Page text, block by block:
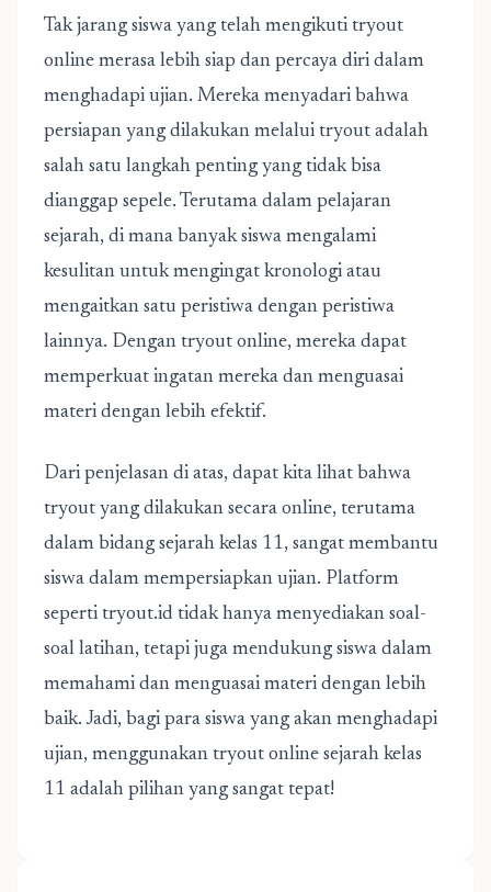
Tak jarang siswa yang telah mengikuti tryout
online merasa lebih siap dan percaya diri dalam
menghadapi ujian. Mereka menyadari bahwa
persiapan yang dilakukan melalui tryout adalah
salah satu langkah penting yang tidak bisa
dianggap sepele. Terutama dalam pelajaran
sejarah, di mana banyak siswa mengalami
kesulitan untuk mengingat kronologi atau
mengaitkan satu peristiwa dengan peristiwa
lainnya. Dengan tryout online, mereka dapat
memperkuat ingatan mereka dan menguasai
materi dengan lebih efektif.
Dari penjelasan di atas, dapat kita lihat bahwa
tryout yang dilakukan secara online, terutama
dalam bidang sejarah kelas 11, sangat membantu
siswa dalam mempersiapkan ujian. Platform
seperti tryout.id tidak hanya menyediakan soal-
soal latihan, tetapi juga mendukung siswa dalam
memahami dan menguasai materi dengan lebih
baik. Jadi, bagi para siswa yang akan menghadapi
ujian, menggunakan tryout online sejarah kelas
11 adalah pilihan yang sangat tepat!